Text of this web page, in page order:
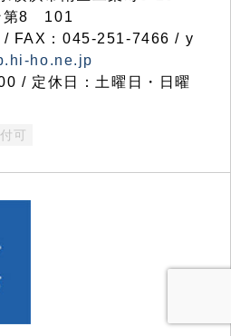
第8 101
FAX：045-251-7466 / y
ho.ne.jp
/ 定休日：土曜日・日曜
可